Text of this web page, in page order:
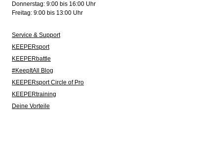
Donnerstag: 9:00 bis 16:00 Uhr
Freitag: 9:00 bis 13:00 Uhr
Service & Support
KEEPERsport
KEEPERbattle
#KeepItAll Blog
KEEPERsport Circle of Pro
KEEPERtraining
Deine Vorteile